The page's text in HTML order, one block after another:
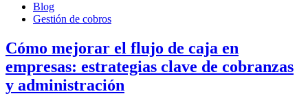
Blog
Gestión de cobros
Cómo mejorar el flujo de caja en
empresas: estrategias clave de cobranzas
y administración